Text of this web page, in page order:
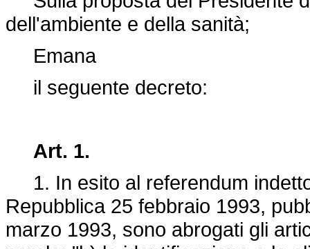
dell'ambiente e della sanità;
Emana
il seguente decreto:
Art. 1.
1. In esito al referendum
Repubblica 25 febbraio 1993,
marzo 1993, sono abrogati gli